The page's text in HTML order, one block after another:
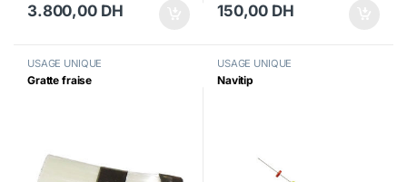
3.800,00 DH 150,00 DH
USAGE UNIQUE
Gratte fraise
USAGE UNIQUE
Navitip